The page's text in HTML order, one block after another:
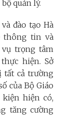
quản lý.
đào tạo Hà
thông tin và
trọng tâm
hiện. Sở
tất cả trường
của Bộ Giáo
kiện hiện có,
tăng cường